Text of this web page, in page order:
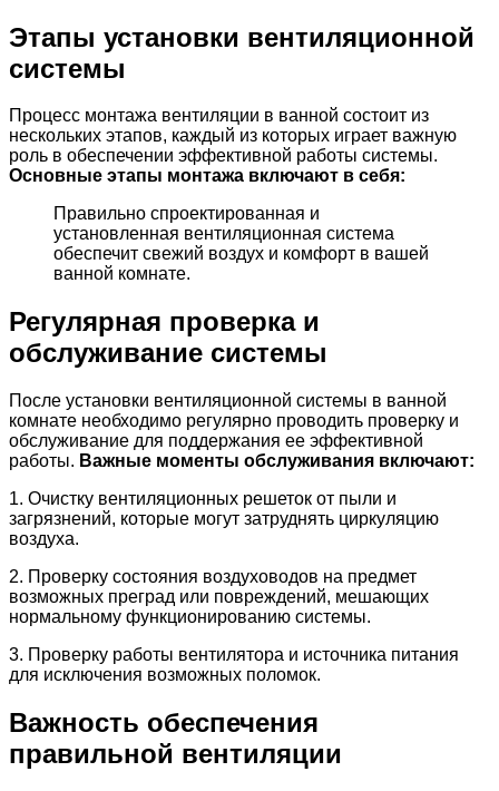
Этапы установки вентиляционной
системы
Процесс монтажа вентиляции в ванной состоит из
нескольких этапов, каждый из которых играет важную
роль в обеспечении эффективной работы системы.
Основные этапы монтажа включают в себя:
Правильно спроектированная и
установленная вентиляционная система
обеспечит свежий воздух и комфорт в вашей
ванной комнате.
Регулярная проверка и
обслуживание системы
После установки вентиляционной системы в ванной
комнате необходимо регулярно проводить проверку и
обслуживание для поддержания ее эффективной
работы. Важные моменты обслуживания включают:
1. Очистку вентиляционных решеток от пыли и
загрязнений, которые могут затруднять циркуляцию
воздуха.
2. Проверку состояния воздуховодов на предмет
возможных преград или повреждений, мешающих
нормальному функционированию системы.
3. Проверку работы вентилятора и источника питания
для исключения возможных поломок.
Важность обеспечения
правильной вентиляции